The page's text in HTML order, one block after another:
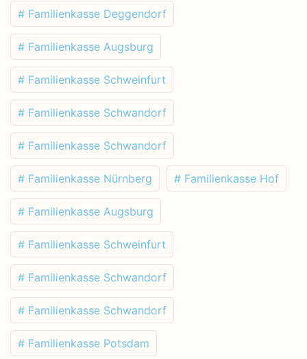
# Familienkasse Deggendorf
# Familienkasse Augsburg
# Familienkasse Schweinfurt
# Familienkasse Schwandorf
# Familienkasse Schwandorf
# Familienkasse Nürnberg # Familienkasse Hof
# Familienkasse Augsburg
# Familienkasse Schweinfurt
# Familienkasse Schwandorf
# Familienkasse Schwandorf
# Familienkasse Potsdam